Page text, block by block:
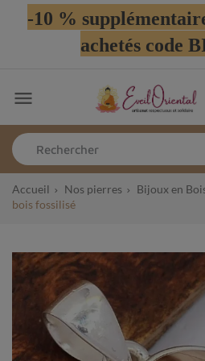
-10 %
achetés code

Accueil Nos pierres Bijoux en
bois fossilisé